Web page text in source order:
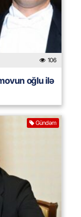
106
oğlu ilə
Gündəm